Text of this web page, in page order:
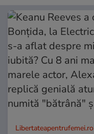
Libertateapentrufemei.ro